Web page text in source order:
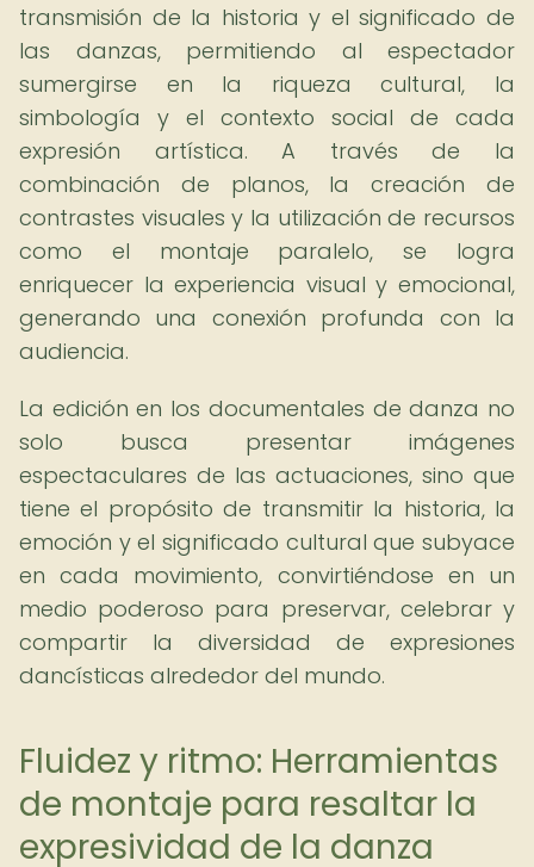
transmisión de la historia y el significado de
las danzas, permitiendo al espectador
sumergirse en la riqueza cultural, la
simbología y el contexto social de cada
expresión artística. A través de la
combinación de planos, la creación de
contrastes visuales y la utilización de recursos
como el montaje paralelo, se logra
enriquecer la experiencia visual y emocional,
generando una conexión profunda con la
audiencia.
La edición en los documentales de danza no
solo busca presentar imágenes
espectaculares de las actuaciones, sino que
tiene el propósito de transmitir la historia, la
emoción y el significado cultural que subyace
en cada movimiento, convirtiéndose en un
medio poderoso para preservar, celebrar y
compartir la diversidad de expresiones
dancísticas alrededor del mundo.
Fluidez y ritmo: Herramientas
de montaje para resaltar la
expresividad de la danza